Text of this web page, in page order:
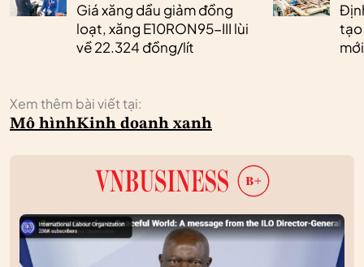
Giá xăng dầu giảm đồng
loạt, xăng E10RON95-III lùi
về 22.324 đồng/lít
tạo
Xem thêm bài viết tại:
Mô hìnhKinh doanh xanh